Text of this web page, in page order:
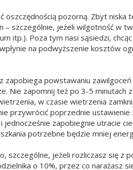
pozorną. Zbyt
szczególnie, jeżeli wilgotność w
itp.). Poza tym nasi sąsiedzi,
na podwyższenie kosztów
powstawaniu zawilgoceń
Nie zapomnij też po 3-5 minutach
w czasie wietrzenia
przywrócić poprzednie
zapobiegnie utracie
potrzebne będzie mniej
szczególne, jeżeli rozliczasz się z
o 10%, przez co narażasz